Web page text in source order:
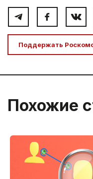
Поддержать
Похожие